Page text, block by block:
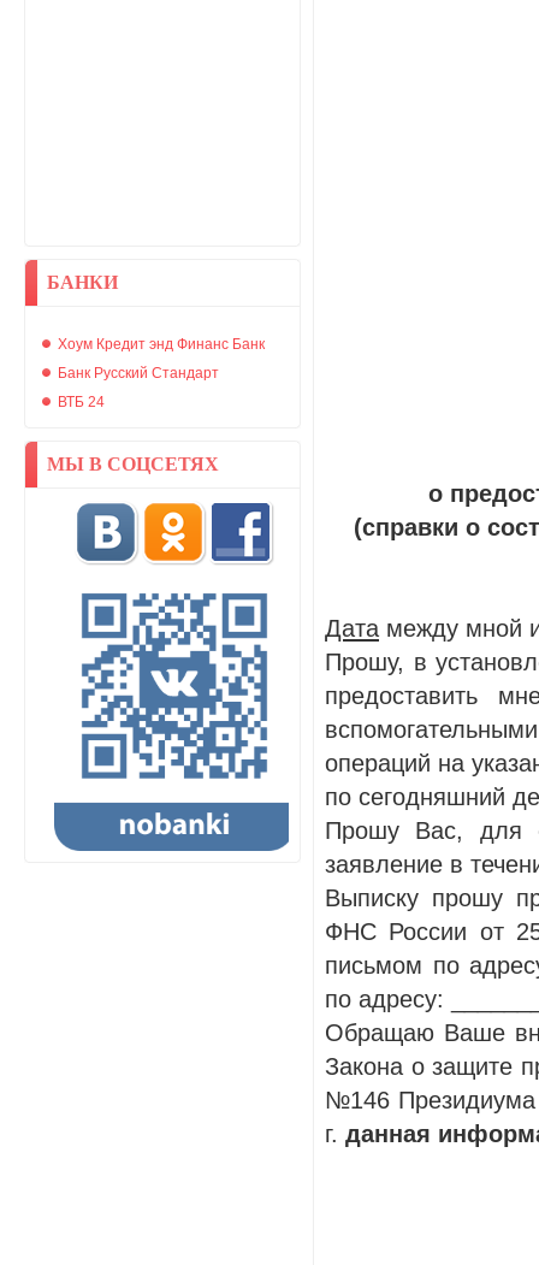
БАНКИ
Хоум Кредит энд Финанс Банк
Банк Русский Стандарт
ВТБ 24
МЫ В СОЦСЕТЯХ
о
(справки о
Дата между мной
Прошу, в
предоставить
операций на
по сегодняшний
Прошу Вас, для
заявление в
Выписку прошу
ФНС России от
письмом по
по адресу:
Обращаю Ваше
Закона о защите
№146 Президиума
г. данная